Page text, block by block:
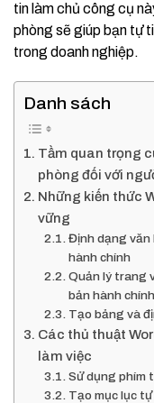
tin làm chủ công cụ
phòng sẽ giúp bạn tự
trong doanh nghiệp.
Danh sách
Tầm quan trọng
phòng đối với
Những kiến thức
vững
Định dạng văn
hành chính
Quản lý trang
bản hành chính
Tạo bảng và
Các thủ thuật
làm việc
Sử dụng phím
Tạo mục lục